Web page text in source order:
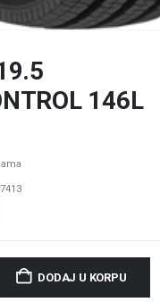
146L
DODAJ U KORPU